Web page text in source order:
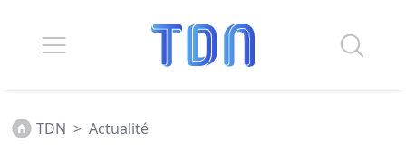
TDN > Actualité